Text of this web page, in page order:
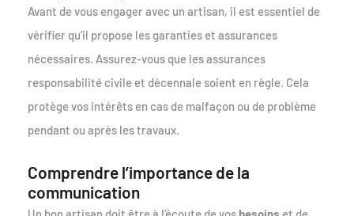
Avant de vous engager avec un artisan, il est essentiel de
vérifier qu’il propose les garanties et assurances
nécessaires. Assurez-vous que les assurances
responsabilité civile et décennale soient en règle. Cela
protège vos intérêts en cas de malfaçon ou de problème
pendant ou après les travaux.
Comprendre l’importance de la
communication